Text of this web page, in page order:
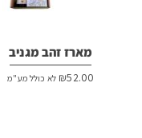
מארז זהב מגניב
₪52.00 לא כולל מע"מ